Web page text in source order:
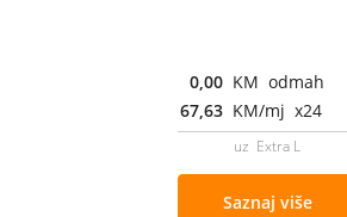
0,00 KM odmah
67,63 KM/mj x24
uz Extra L
Saznaj više